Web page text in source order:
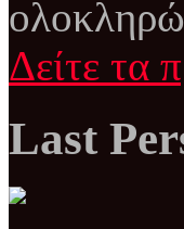
Δείτε τα
Last